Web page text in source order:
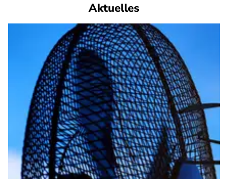
Aktuelles